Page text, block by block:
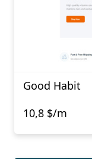
Good Habit
10,8 $/m